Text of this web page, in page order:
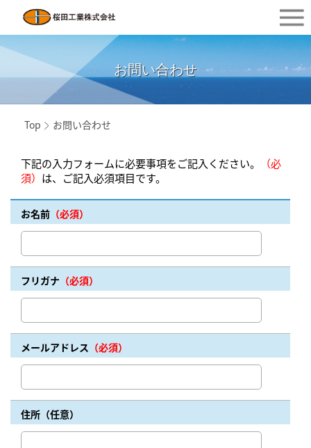
お問い合わせ
Top お問い合わせ
下記の入力フォームに必要事項をご記入ください。
（必
須） は、ご記入必須項目です。
お名前 （必須）
フリガナ （必須）
メールアドレス （必須）
住所（任意）